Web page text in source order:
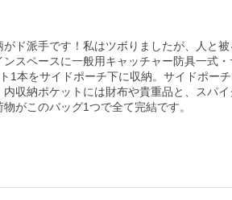
ド派手です！私はツボりましたが、人と
スペースに一般用キャッチャー防具一式
1本をサイドポーチ下に収納。サイドポー
収納ポケットには財布や貴重品と、スパ
がこのバッグ1つで全て完結です。